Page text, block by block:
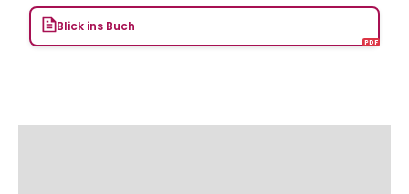
Blick ins Buch